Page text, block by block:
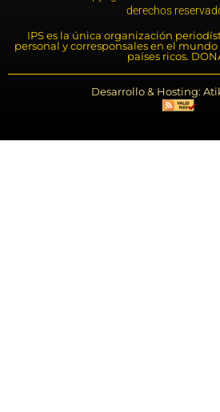
derechos
IPS es la única organización
personal y corresponsales en el
países ricos.
Desarrollo & Hosting: